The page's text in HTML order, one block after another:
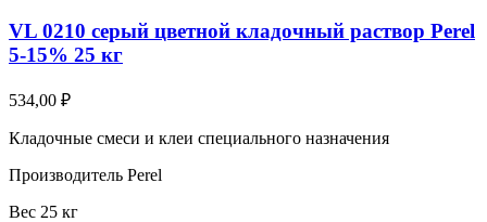
VL 0210 серый цветной кладочный раствор Perel
5-15% 25 кг
534,00 ₽
Кладочные смеси и клеи специального назначения
Производитель Perel
Вес 25 кг